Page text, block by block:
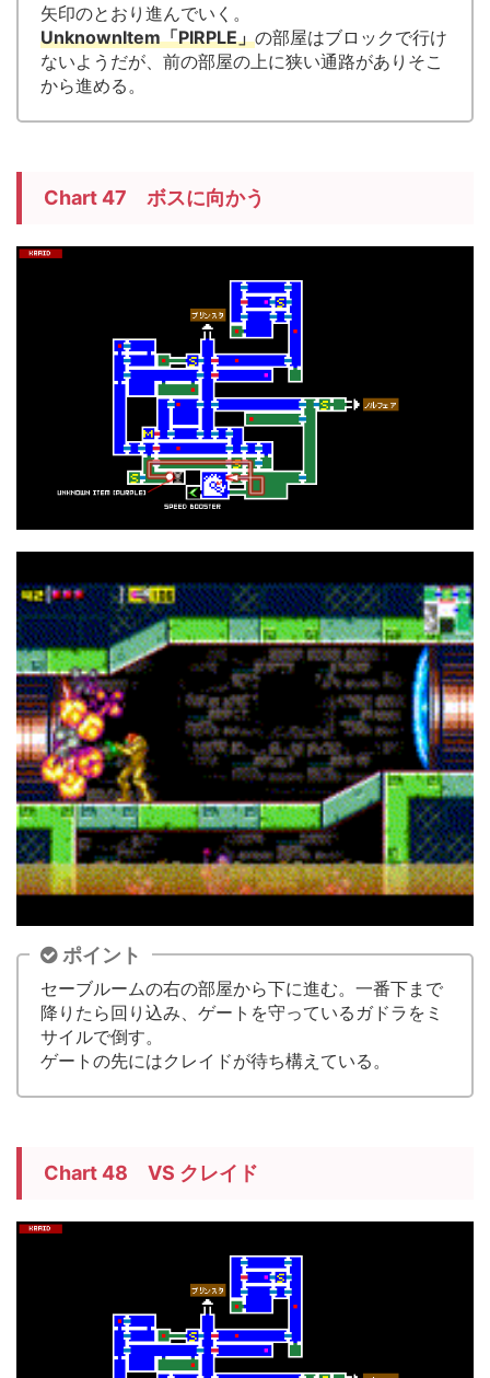
矢印のとおり進んでいく。
UnknownItem「PIRPLE」の部屋はブロックで行け
ないようだが、前の部屋の上に狭い通路がありそこ
から進める。
Chart 47 ボスに向かう
ポイント
セーブルームの右の部屋から下に進む。一番下まで
降りたら回り込み、ゲートを守っているガドラをミ
サイルで倒す。
ゲートの先にはクレイドが待ち構えている。
Chart 48 VS クレイド